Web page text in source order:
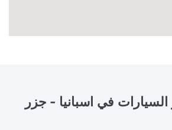
السيارات في اسبانيا - جزر